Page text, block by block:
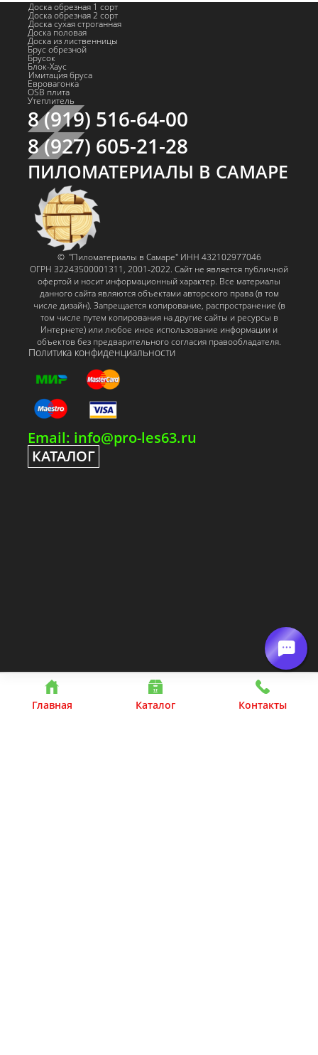
Главная Каталог Контакты
Доска обрезная 1 сорт
Доска обрезная 2 сорт
Доска сухая строганная
Доска половая
Доска из лиственницы
Брус обрезной
Брусок
Блок-Хаус
Имитация бруса
Евровагонка
OSB плита
Утеплитель
8 (919) 516-64-00
8 (927) 605-21-28
ПИЛОМАТЕРИАЛЫ В САМАРЕ
© "Пиломатериалы в Самаре" ИНН 432102977046
ОГРН 32243500001311, 2001-2022. Сайт не является публичной
офертой и носит информационный характер. Все материалы
данного сайта являются объектами авторского права (в том
числе дизайн). Запрещается копирование, распространение (в
том числе путем копирования на другие сайты и ресурсы в
Интернете) или любое иное использование информации и
объектов без предварительного согласия правообладателя.
Политика конфиденциальности
Email: info@pro-les63.ru
КАТАЛОГ